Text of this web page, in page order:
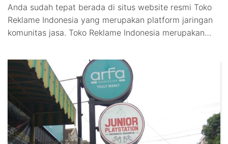
Anda sudah tepat berada di situs website resmi Toko
Reklame Indonesia yang merupakan platform jaringan
komunitas jasa. Toko Reklame Indonesia merupakan…